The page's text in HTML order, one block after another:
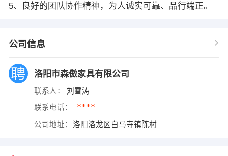
5、良好的团队协作精神，为人诚实可靠、品行端正。
公司信息
洛阳市森傲家具有限公司
联系人： 刘雪涛
联系电话： ****
公司地址： 洛阳洛龙区白马寺镇陈村